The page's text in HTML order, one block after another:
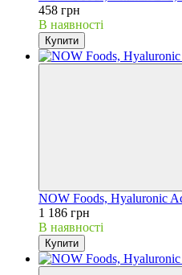
458 грн
В наявності
Купити
NOW Foods, Hyaluronic
1 186 грн
В наявності
Купити